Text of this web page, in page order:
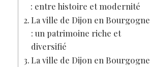
: entre histoire et modernité
La ville de Dijon en Bourgogne
: un patrimoine riche et
diversifié
La ville de Dijon en Bourgogne